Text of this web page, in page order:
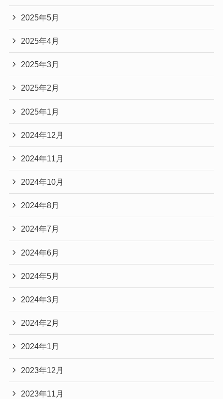
2025年5月
2025年4月
2025年3月
2025年2月
2025年1月
2024年12月
2024年11月
2024年10月
2024年8月
2024年7月
2024年6月
2024年5月
2024年3月
2024年2月
2024年1月
2023年12月
2023年11月